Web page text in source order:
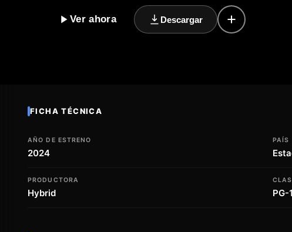
personajes que se ven envueltos en una historia de amor y
clásico que os hará soñar. Con su estreno previsto para
Ver ahora Descargar
FICHA TÉCNICA
AÑO DE ESTRENO
2024
PAÍS
PRODUCTORA
Hybrid PG-